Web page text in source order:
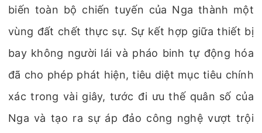
biến toàn bộ chiến tuyến của Nga thành một
vùng đất chết thực sự. Sự kết hợp giữa thiết bị
bay không người lái và pháo binh tự động hóa
đã cho phép phát hiện, tiêu diệt mục tiêu chính
xác trong vài giây, tước đi ưu thế quân số của
Nga và tạo ra sự áp đảo công nghệ vượt trội